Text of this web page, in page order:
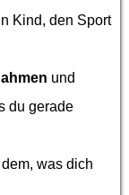
Kind, den Sport
und
du gerade
was dich